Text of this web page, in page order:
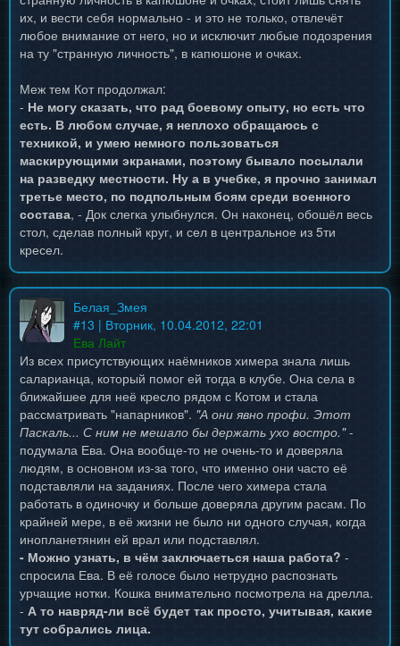
их, и вести себя нормально - и это не только, отвлечёт
любое внимание от него, но и исключит любые подозрения
на ту "странную личность", в капюшоне и очках.
Меж тем Кот продолжал:
- Не могу сказать, что рад боевому опыту, но есть что
есть. В любом случае, я неплохо обращаюсь с
техникой, и умею немного пользоваться
маскирующими экранами, поэтому бывало посылали
на разведку местности. Ну а в учебке, я прочно занимал
третье место, по подпольным боям среди военного
состава, - Док слегка улыбнулся. Он наконец, обошёл весь
стол, сделав полный круг, и сел в центральное из 5ти
кресел.
Белая_Змея
#13 | Вторник, 10.04.2012, 22:01
Ева Лайт
Из всех присутствующих наёмников химера знала лишь
саларианца, который помог ей тогда в клубе. Она села в
ближайшее для неё кресло рядом с Котом и стала
рассматривать "напарников". "А они явно профи. Этот
Паскаль... С ним не мешало бы держать ухо востро."-
подумала Ева. Она вообще-то не очень-то и доверяла
людям, в основном из-за того, что именно они часто её
подставляли на заданиях. После чего химера стала
работать в одиночку и больше доверяла другим расам. По
крайней мере, в её жизни не было ни одного случая, когда
инопланетянин ей врал или подставлял.
- Можно узнать, в чём заключаеться наша работа? -
спросила Ева. В её голосе было нетрудно распознать
урчащие нотки. Кошка внимательно посмотрела на дрелла.
- А то навряд-ли всё будет так просто, учитывая, какие
тут собрались лица.